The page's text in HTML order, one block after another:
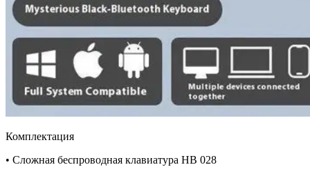
Комплектация
• Сложная беспроводная клавиатура HB 028